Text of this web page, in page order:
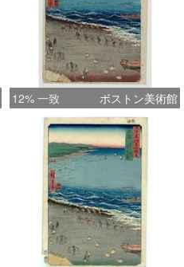
12% 一致 ボストン美術館